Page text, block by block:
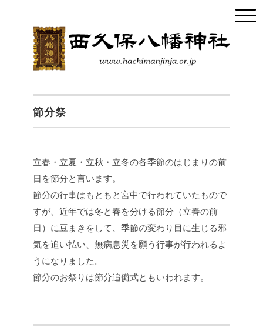
節分祭
立春・立夏・立秋・立冬の各季節のはじまりの前
日を節分と言います。
節分の行事はもともと宮中で行われていたもので
すが、近年では冬と春を分ける節分（立春の前
日）に豆まきをして、季節の変わり目に生じる邪
気を追い払い、無病息災を願う行事が行われるよ
うになりました。
節分のお祭りは節分追儺式ともいわれます。